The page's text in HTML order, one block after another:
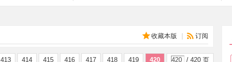
收藏本版 订阅
413 414 415 416 417 418 419 420 / 420 页